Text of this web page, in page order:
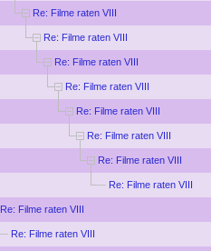
Re: Filme raten VIII
Re: Filme raten VIII
Re: Filme raten VIII
Re: Filme raten VIII
Re: Filme raten VIII
Re: Filme raten VIII
Re: Filme raten VIII
Re: Filme raten VIII
Re: Filme raten VIII
Re: Filme raten VIII